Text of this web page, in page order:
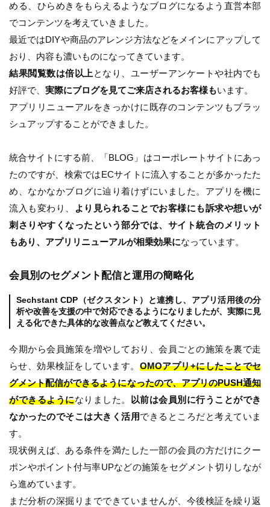
める、ひらめきをもらえるようなブログになるよう直営本部
でコンテンツを考えていきました。
最近ではDIYや商品のアレンジ方法などをメインにアップして
おり、内容も濃いものになってきています。
結果閲覧数は倍以上 となり、ユーザーアンケートや社内でも
好評で、 実際にブログを見てご来店されるお客様もいます。
アプリリニューアルをきっかけに既存のコンテンツもブラッ
シュアップすることができました。
統合サイトにする前、「BLOG」はコーポレートサイトにあっ
たのですが、検索ではECサイトに流入することが多かったた
め、なかなかブログに辿り着けずにいました。アプリを機に
流入も変わり、
より見られることでお客様にも訴求や想いが
刺さりやすくなったという部分では、サイト統合のメリット
もあり、アプリリニューアルが相乗効果になっています。
会員別のセグメント配信と運用の簡略化
Sechstant CDP（ゼクスタント）と連携し、アプリ活用後の分
析や改善を支援の中で対応できるようになりましたが、実際に見
える化できた具体的な改善点など教えてください。
今期から会員施策を増やしており、会員ごとの施策を裏で走
らせ、効果検証をしています。 OMOアプリ+にしたことでセ
グメント配信ができるようになったので、アプリのPUSH通知
ができるようになりました。
以前は会員別に行うことができ
なかったのでそこは大きく活用できるところだと考えていま
す。
現状例えば、ある条件を満たした一部の会員の方だけにクー
ポンやポイント付与率UPなどの施策をセグメント切りしなが
ら進めています。
まだ分析の深掘りまでできていませんが、今後検証を繰り返